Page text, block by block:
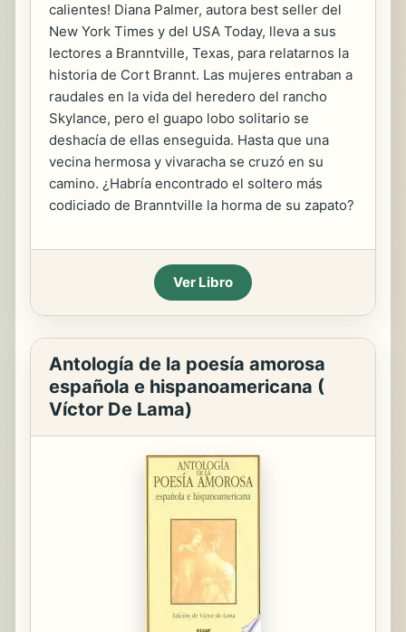
calientes! Diana Palmer, autora best seller del
New York Times y del USA Today, lleva a sus
lectores a Branntville, Texas, para relatarnos la
historia de Cort Brannt. Las mujeres entraban a
raudales en la vida del heredero del rancho
Skylance, pero el guapo lobo solitario se
deshacía de ellas enseguida. Hasta que una
vecina hermosa y vivaracha se cruzó en su
camino. ¿Habría encontrado el soltero más
codiciado de Branntville la horma de su zapato?
Ver Libro
Antología de la poesía amorosa
española e hispanoamericana (
Víctor De Lama)